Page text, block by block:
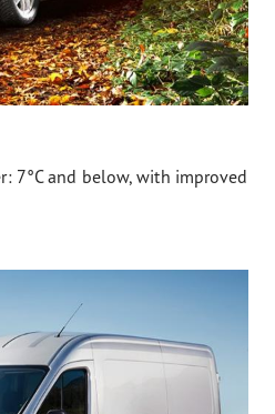
7°C and below, with improved